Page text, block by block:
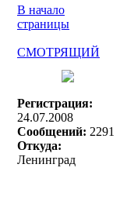
В начало
страницы
СМОТРЯЩИЙ
Регистрация:
24.07.2008
Сообщений: 2291
Откуда:
Ленинград